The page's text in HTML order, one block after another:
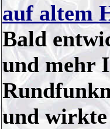
auf altem
Bald
und mehr
und wirkte